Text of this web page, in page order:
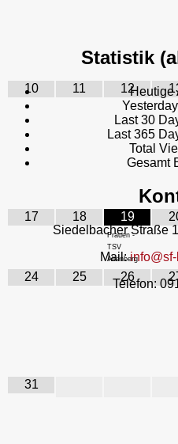
10 11 12
17 18 19
Frauen -
TSV
Altenberg
24 25 26
31
Statistik
Heutige
Last 30
Last 365
Total
Gesamt
Siedelbacher Straße
Mail:
Telefon: